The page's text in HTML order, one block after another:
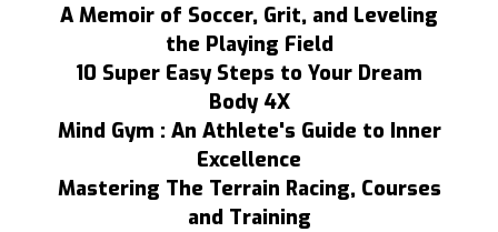
A Memoir of Soccer, Grit, and Leveling
the Playing Field
10 Super Easy Steps to Your Dream
Body 4X
Mind Gym : An Athlete's Guide to Inner
Excellence
Mastering The Terrain Racing, Courses
and Training